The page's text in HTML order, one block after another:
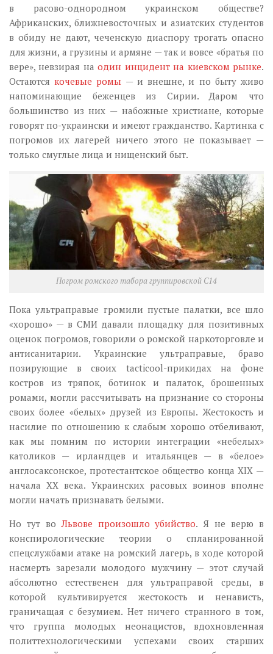
в расово-однородном украинском обществе?
Африканских, ближневосточных и азиатских студентов
в обиду не дают, чеченскую диаспору трогать опасно
для жизни, а грузины и армяне — так и вовсе «братья по
вере», невзирая наодин инцидент на киевском рынке.
Остаютсякочевые ромы — и внешне, и по быту живо
напоминающие беженцев из Сирии. Даром что
большинство из них — набожные христиане, которые
говорят по-украински и имеют гражданство. Картинка с
погромов их лагерей ничего этого не показывает —
только смуглые лица и нищенский быт.
Погром ромского табора группировской С14
Пока ультраправые громили пустые палатки, все шло
«хорошо» — в СМИ давали площадку для позитивных
оценок погромов, говорили о ромской наркоторговле и
антисанитарии. Украинские ультраправые, браво
позирующие в своих tacticool-прикидах на фоне
костров из тряпок, ботинок и палаток, брошенных
ромами, могли рассчитывать на признание со стороны
своих более «белых» друзей из Европы. Жестокость и
насилие по отношению к слабым хорошо отбеливают,
как мы помним по истории интеграции «небелых»
католиков — ирландцев и итальянцев — в «белое»
англосаксонское, протестантское общество конца XIX —
начала XX века. Украинских расовых воинов вполне
могли начать признавать белыми.
Но тут воЛьвове произошло убийство. Я не верю в
конспирологические теории о спланированной
спецслужбами атаке на ромский лагерь, в ходе которой
насмерть зарезали молодого мужчину — этот случай
абсолютно естественен для ультраправой среды, в
которой культивируется жестокость и ненависть,
граничащая с безумием. Нет ничего странного в том,
что группа молодых неонацистов, вдохновленная
политтехнологическими успехами своих старших